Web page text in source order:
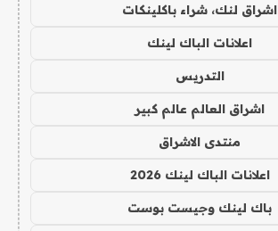
اشراق لنك، شراء باكلينكات
اعلانات الباك لينك
التدريس
اشراق العالم عالم كبير
منتدى الاشراق
اعلانات الباك لينك 2026
باك لينك وجيست بوست